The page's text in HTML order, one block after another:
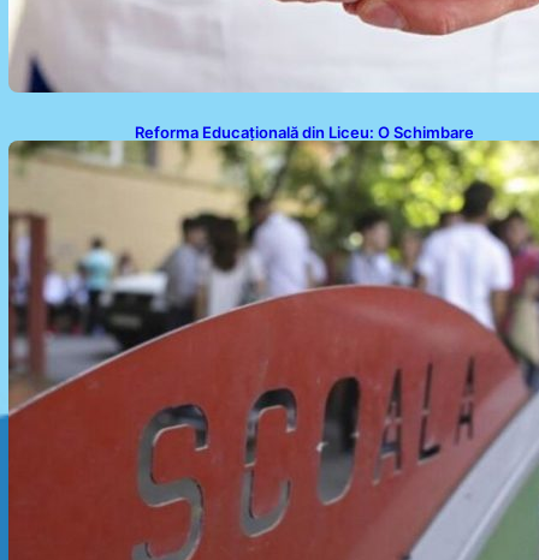
Reforma Educațională din Liceu: O Schimbare
Fundamentală pentru Generațiile Viitoare